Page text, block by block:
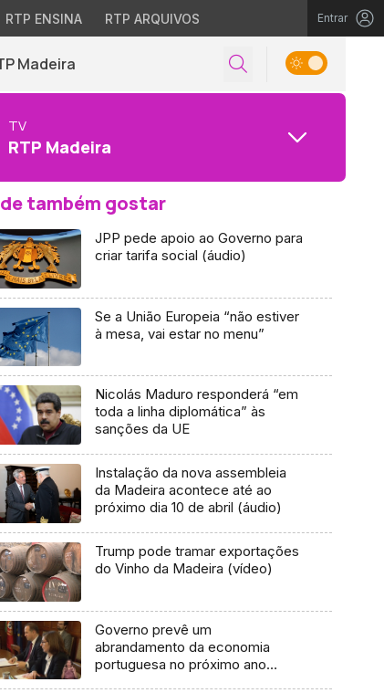
RTP ENSINA RTP ARQUIVOS Entrar
Madeira
TV
RTP Madeira
também gostar
JPP pede apoio ao Governo para
criar tarifa social (áudio)
Se a União Europeia “não estiver
à mesa, vai estar no menu”
Nicolás Maduro responderá “em
toda a linha diplomática” às
sanções da UE
Instalação da nova assembleia
da Madeira acontece até ao
próximo dia 10 de abril (áudio)
Trump pode tramar exportações
do Vinho da Madeira (vídeo)
Governo prevê um
abrandamento da economia
portuguesa no próximo ano